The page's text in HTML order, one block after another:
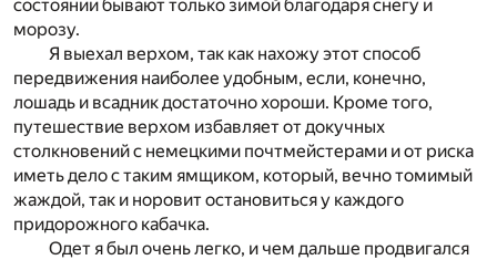
состоянии бывают только зимой благодаря снегу и
морозу.
Я выехал верхом, так как нахожу этот способ
передвижения наиболее удобным, если, конечно,
лошадь и всадник достаточно хороши. Кроме того,
путешествие верхом избавляет от докучных
столкновений с немецкими почтмейстерами и от риска
иметь дело с таким ямщиком, который, вечно томимый
жаждой, так и норовит остановиться у каждого
придорожного кабачка.
Одет я был очень легко, и чем дальше продвигался